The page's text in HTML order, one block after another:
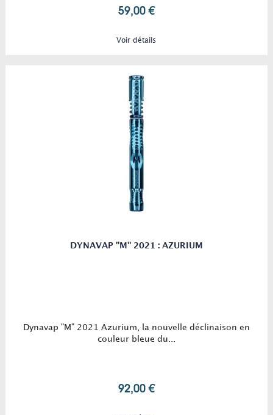
59,00 €
Voir détails
DYNAVAP "M" 2021 : AZURIUM
Dynavap "M" 2021 Azurium, la nouvelle déclinaison en
couleur bleue du...
92,00 €